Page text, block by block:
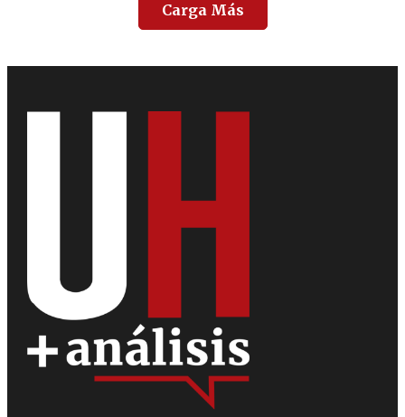
Carga Más